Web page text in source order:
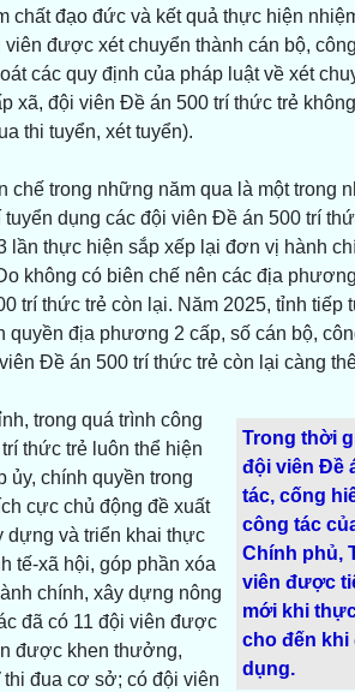
chất đạo đức và kết quả thực hiện
được xét chuyển thành cán bộ,
các quy định của pháp luật về xét
xã, đội viên Đề án 500 trí thức trẻ
thi tuyển, xét tuyển).
chế trong những năm qua là một
tuyển dụng các đội viên Đề án 500 trí
lần thực hiện sắp xếp lại đơn vị hành
không có biên chế nên các địa
trí thức trẻ còn lại. Năm 2025, tỉnh tiếp
quyền địa phương 2 cấp, số cán bộ,
Đề án 500 trí thức trẻ còn lại càng
Trong thời
đội viên Đề
tác, cống
công tác
Chính phủ,
viên được
mới khi
cho đến khi
dụng.
trong quá trình công
thức trẻ luôn thể hiện
ủy, chính quyền trong
cực chủ động đề xuất
dựng và triển khai thực
tế-xã hội, góp phần xóa
chính, xây dựng nông
đã có 11 đội viên được
được khen thưởng,
đua cơ sở; có đội viên